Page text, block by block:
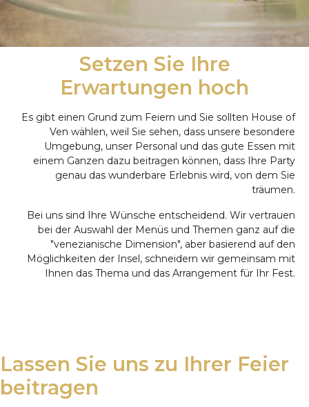
Setzen Sie Ihre
Erwartungen hoch
Es gibt einen Grund zum Feiern und Sie sollten House of
Ven wählen, weil Sie sehen, dass unsere besondere
Umgebung, unser Personal und das gute Essen mit
einem Ganzen dazu beitragen können, dass Ihre Party
genau das wunderbare Erlebnis wird, von dem Sie
träumen.
Bei uns sind Ihre Wünsche entscheidend. Wir vertrauen
bei der Auswahl der Menüs und Themen ganz auf die
"venezianische Dimension", aber basierend auf den
Möglichkeiten der Insel, schneidern wir gemeinsam mit
Ihnen das Thema und das Arrangement für Ihr Fest.
Lassen Sie uns zu Ihrer Feier
beitragen